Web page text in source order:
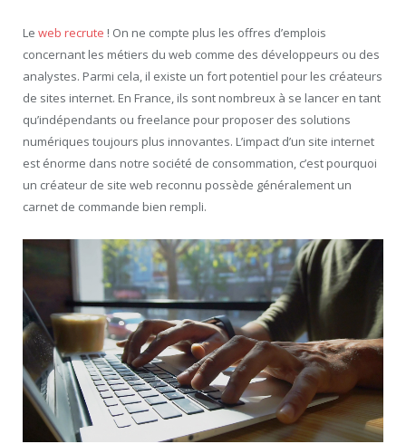
Le web recrute ! On ne compte plus les offres d’emplois
concernant les métiers du web comme des développeurs ou des
analystes. Parmi cela, il existe un fort potentiel pour les créateurs
de sites internet. En France, ils sont nombreux à se lancer en tant
qu’indépendants ou freelance pour proposer des solutions
numériques toujours plus innovantes. L’impact d’un site internet
est énorme dans notre société de consommation, c’est pourquoi
un créateur de site web reconnu possède généralement un
carnet de commande bien rempli.